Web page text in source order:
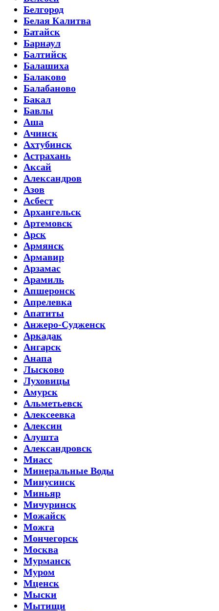
Белгород
Белая Калитва
Батайск
Барнаул
Балтийск
Балашиха
Балаково
Балабаново
Бакал
Бавлы
Аша
Ачинск
Ахтубинск
Астрахань
Аксай
Александров
Азов
Асбест
Архангельск
Артемовск
Арск
Армянск
Армавир
Арзамас
Арамиль
Апшеронск
Апрелевка
Апатиты
Анжеро-Судженск
Аркадак
Ангарск
Анапа
Лысково
Луховицы
Амурск
Альметьевск
Алексеевка
Алексин
Алушта
Александровск
Миасс
Минеральные Воды
Минусинск
Миньяр
Мичуринск
Можайск
Можга
Мончегорск
Москва
Мурманск
Муром
Мценск
Мыски
Мытищи